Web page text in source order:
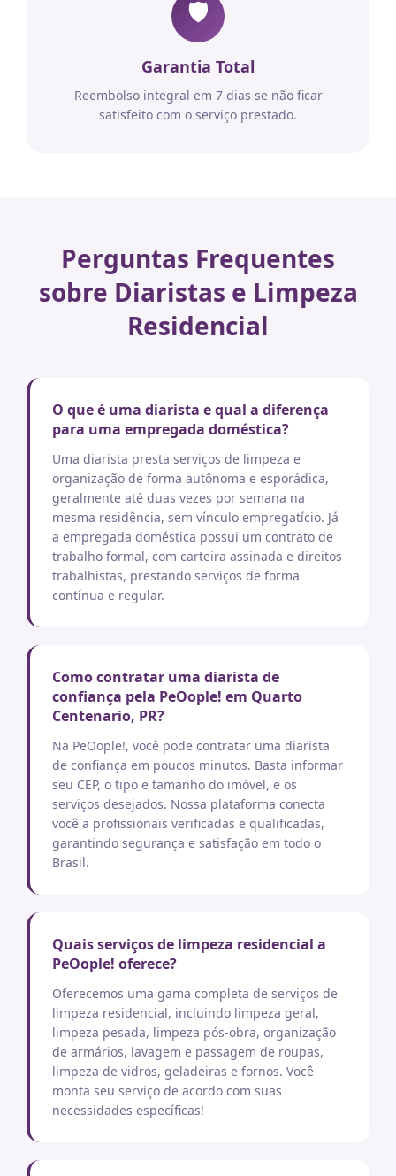
🛡️
Garantia Total
Reembolso integral em 7 dias se não ficar
satisfeito com o serviço prestado.
Perguntas Frequentes
sobre Diaristas e Limpeza
Residencial
O que é uma diarista e qual a diferença
para uma empregada doméstica?
Uma diarista presta serviços de limpeza e
organização de forma autônoma e esporádica,
geralmente até duas vezes por semana na
mesma residência, sem vínculo empregatício. Já
a empregada doméstica possui um contrato de
trabalho formal, com carteira assinada e direitos
trabalhistas, prestando serviços de forma
contínua e regular.
Como contratar uma diarista de
confiança pela PeOople! em Quarto
Centenario, PR?
Na PeOople!, você pode contratar uma diarista
de confiança em poucos minutos. Basta informar
seu CEP, o tipo e tamanho do imóvel, e os
serviços desejados. Nossa plataforma conecta
você a profissionais verificadas e qualificadas,
garantindo segurança e satisfação em todo o
Brasil.
Quais serviços de limpeza residencial a
PeOople! oferece?
Oferecemos uma gama completa de serviços de
limpeza residencial, incluindo limpeza geral,
limpeza pesada, limpeza pós-obra, organização
de armários, lavagem e passagem de roupas,
limpeza de vidros, geladeiras e fornos. Você
monta seu serviço de acordo com suas
necessidades específicas!